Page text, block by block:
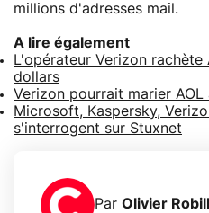
millions d'adresses mail.
A lire également
L'opérateur Verizon
dollars
Verizon pourrait marier AOL
Microsoft, Kaspersky,
s'interrogent sur Stuxnet
Par Olivier